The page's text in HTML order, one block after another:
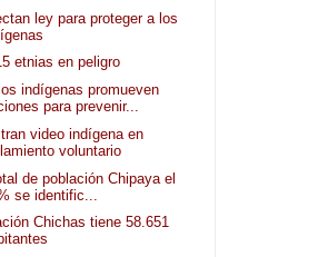
ley para proteger a los
etnias en peligro
indígenas promueven
para prevenir...
video indígena en
voluntario
de población Chipaya el
se identific...
Chichas tiene 58.651